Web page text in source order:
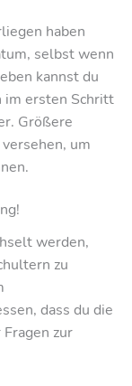
haben
selbst wenn
kannst du
im ersten Schritt
Größere
um
werden,
zu
dass du die
zur